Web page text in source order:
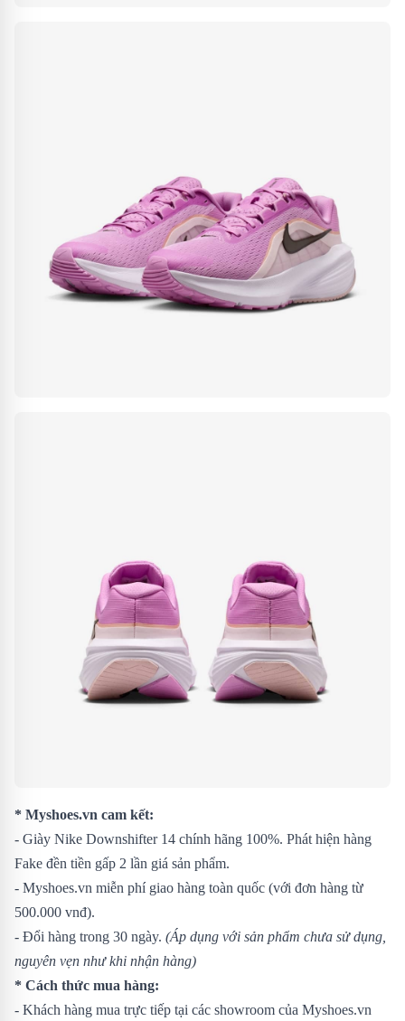
* Myshoes.vn cam kết:
- Giày Nike Downshifter 14 chính hãng 100%. Phát hiện hàng
Fake đền tiền gấp 2 lần giá sản phẩm.
- Myshoes.vn miễn phí giao hàng toàn quốc (với đơn hàng từ
500.000 vnđ).
- Đổi hàng trong 30 ngày. (Áp dụng với sản phẩm chưa sử dụng,
nguyên vẹn như khi nhận hàng)
* Cách thức mua hàng:
- Khách hàng mua trực tiếp tại các showroom của Myshoes.vn